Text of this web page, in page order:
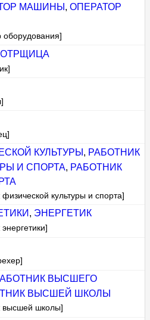
МАШИНЫ , ОПЕРАТОР
оборудования]
КУЛЬТУРЫ , РАБОТНИК
И СПОРТА, РАБОТНИК
культуры и спорта]
, ЭНЕРГЕТИК
ВЫСШЕГО
ВЫСШЕЙ ШКОЛЫ
высшей школы]